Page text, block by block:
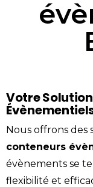
Votre
Nous offrons des
conteneurs
évènements se
flexibilité et